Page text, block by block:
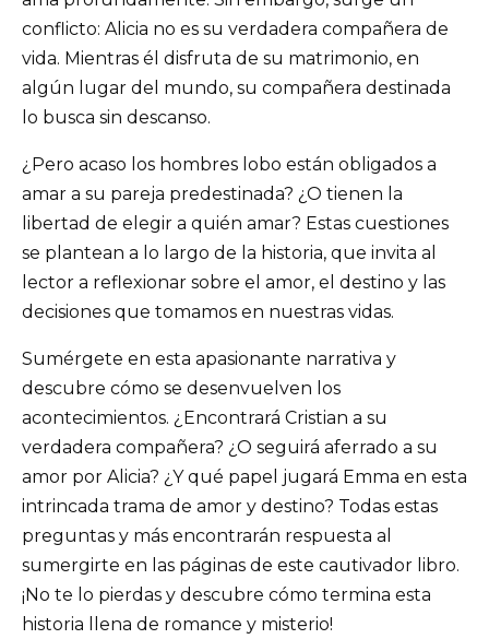
conflicto: Alicia no es su verdadera compañera de
vida. Mientras él disfruta de su matrimonio, en
algún lugar del mundo, su compañera destinada
lo busca sin descanso.
¿Pero acaso los hombres lobo están obligados a
amar a su pareja predestinada? ¿O tienen la
libertad de elegir a quién amar? Estas cuestiones
se plantean a lo largo de la historia, que invita al
lector a reflexionar sobre el amor, el destino y las
decisiones que tomamos en nuestras vidas.
Sumérgete en esta apasionante narrativa y
descubre cómo se desenvuelven los
acontecimientos. ¿Encontrará Cristian a su
verdadera compañera? ¿O seguirá aferrado a su
amor por Alicia? ¿Y qué papel jugará Emma en esta
intrincada trama de amor y destino? Todas estas
preguntas y más encontrarán respuesta al
sumergirte en las páginas de este cautivador libro.
¡No te lo pierdas y descubre cómo termina esta
historia llena de romance y misterio!